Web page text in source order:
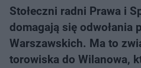
Stołeczni radni Prawa i
domagają się odwołania
Warszawskich. Ma to
torowiska do Wilanowa,